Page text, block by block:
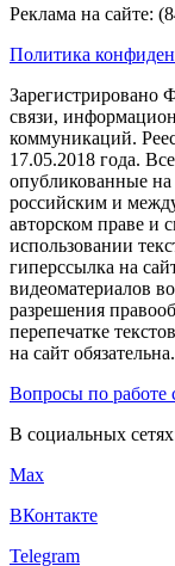
Реклама на сайте:
Политика
Зарегистрировано
связи,
коммуникаций.
17.05.2018 года.
опубликованные
российским и
авторском праве
использовании
гиперссылка на
видеоматериалов
разрешения
перепечатке
на сайт
Вопросы по работе
В социальных
Max
ВКонтакте
Telegram